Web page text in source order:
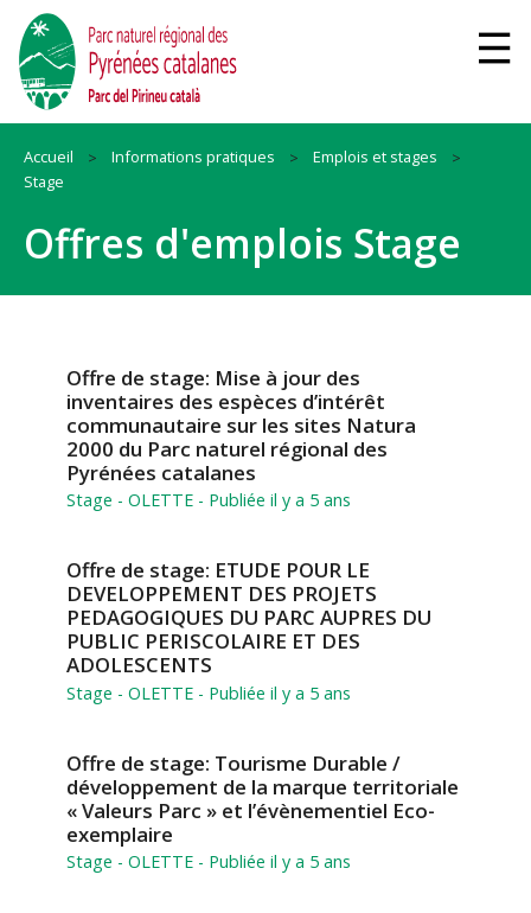
Accueil Informations pratiques
Emplois et stages
Stage
Offres d'emplois Stage
Offre de stage: Mise à jour des
inventaires des espèces d’intérêt
communautaire sur les sites Natura
2000 du Parc naturel régional des
Pyrénées catalanes
Stage - OLETTE - Publiée il y a 5 ans
Offre de stage: ETUDE POUR LE
DEVELOPPEMENT DES PROJETS
PEDAGOGIQUES DU PARC AUPRES DU
PUBLIC PERISCOLAIRE ET DES
ADOLESCENTS
Stage - OLETTE - Publiée il y a 5 ans
Offre de stage: Tourisme Durable /
développement de la marque territoriale
« Valeurs Parc » et l’évènementiel Eco-
exemplaire
Stage - OLETTE - Publiée il y a 5 ans